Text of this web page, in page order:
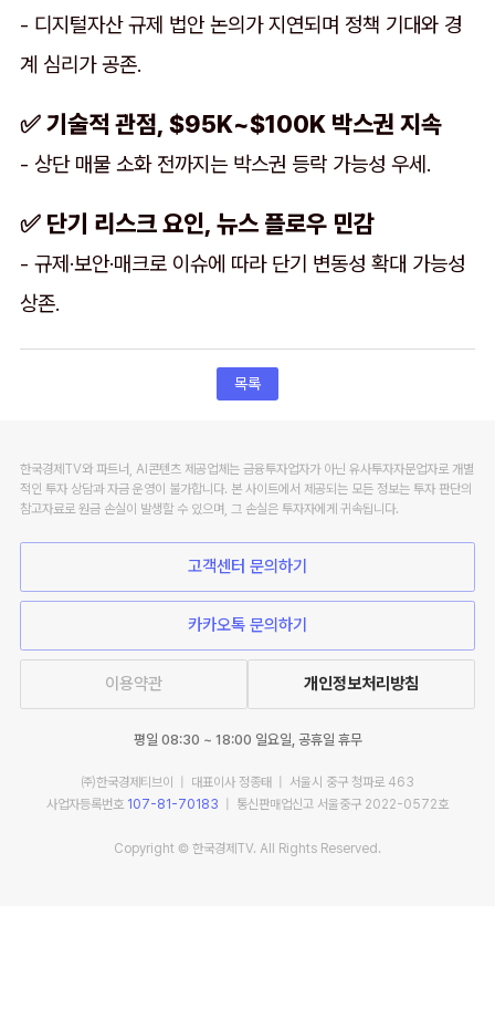
- 디지털자산 규제 법안 논의가 지연되며 정책 기대와 경
계 심리가 공존.
✅ 기술적 관점, $95K~$100K 박스권 지속
- 상단 매물 소화 전까지는 박스권 등락 가능성 우세.
✅ 단기 리스크 요인, 뉴스 플로우 민감
- 규제·보안·매크로 이슈에 따라 단기 변동성 확대 가능성
상존.
목록
한국경제TV와 파트너, AI콘텐츠 제공업체는 금융투자업자가 아닌 유사투자자문업자로 개별
적인 투자 상담과 자금 운영이 불가합니다. 본 사이트에서 제공되는 모든 정보는 투자 판단의
참고자료로 원금 손실이 발생할 수 있으며, 그 손실은 투자자에게 귀속됩니다.
고객센터 문의하기
카카오톡 문의하기
이용약관 개인정보처리방침
평일 08:30 ~ 18:00 일요일, 공휴일 휴무
㈜한국경제티브이 | 대표이사 정종태 | 서울시 중구 청파로 463
사업자등록번호 107-81-70183 | 통신판매업신고 서울중구 2022-0572호
Copyright © 한국경제TV. All Rights Reserved.